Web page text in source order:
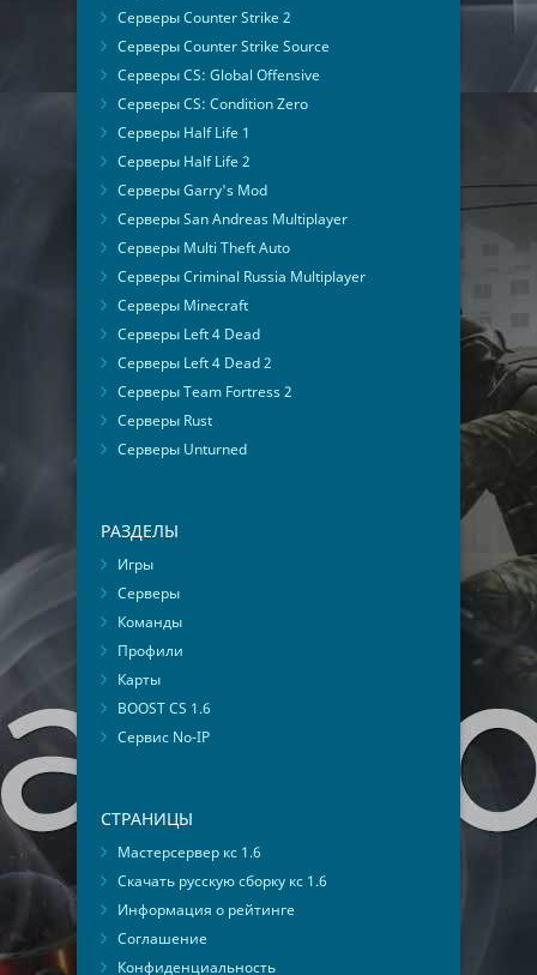
Серверы Counter Strike 2
Серверы Counter Strike Source
Серверы CS: Global Offensive
Серверы CS: Condition Zero
Серверы Half Life 1
Серверы Half Life 2
Серверы Garry's Mod
Серверы San Andreas Multiplayer
Серверы Multi Theft Auto
Серверы Criminal Russia Multiplayer
Серверы Minecraft
Серверы Left 4 Dead
Серверы Left 4 Dead 2
Серверы Team Fortress 2
Серверы Rust
Серверы Unturned
РАЗДЕЛЫ
Игры
Серверы
Команды
Профили
Карты
BOOST CS 1.6
Сервис No-IP
СТРАНИЦЫ
Мастерсервер кс 1.6
Скачать русскую сборку кс 1.6
Информация о рейтинге
Соглашение
Конфиденциальность